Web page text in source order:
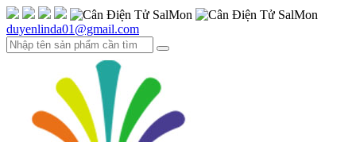
duyenlinda01@gmail.com